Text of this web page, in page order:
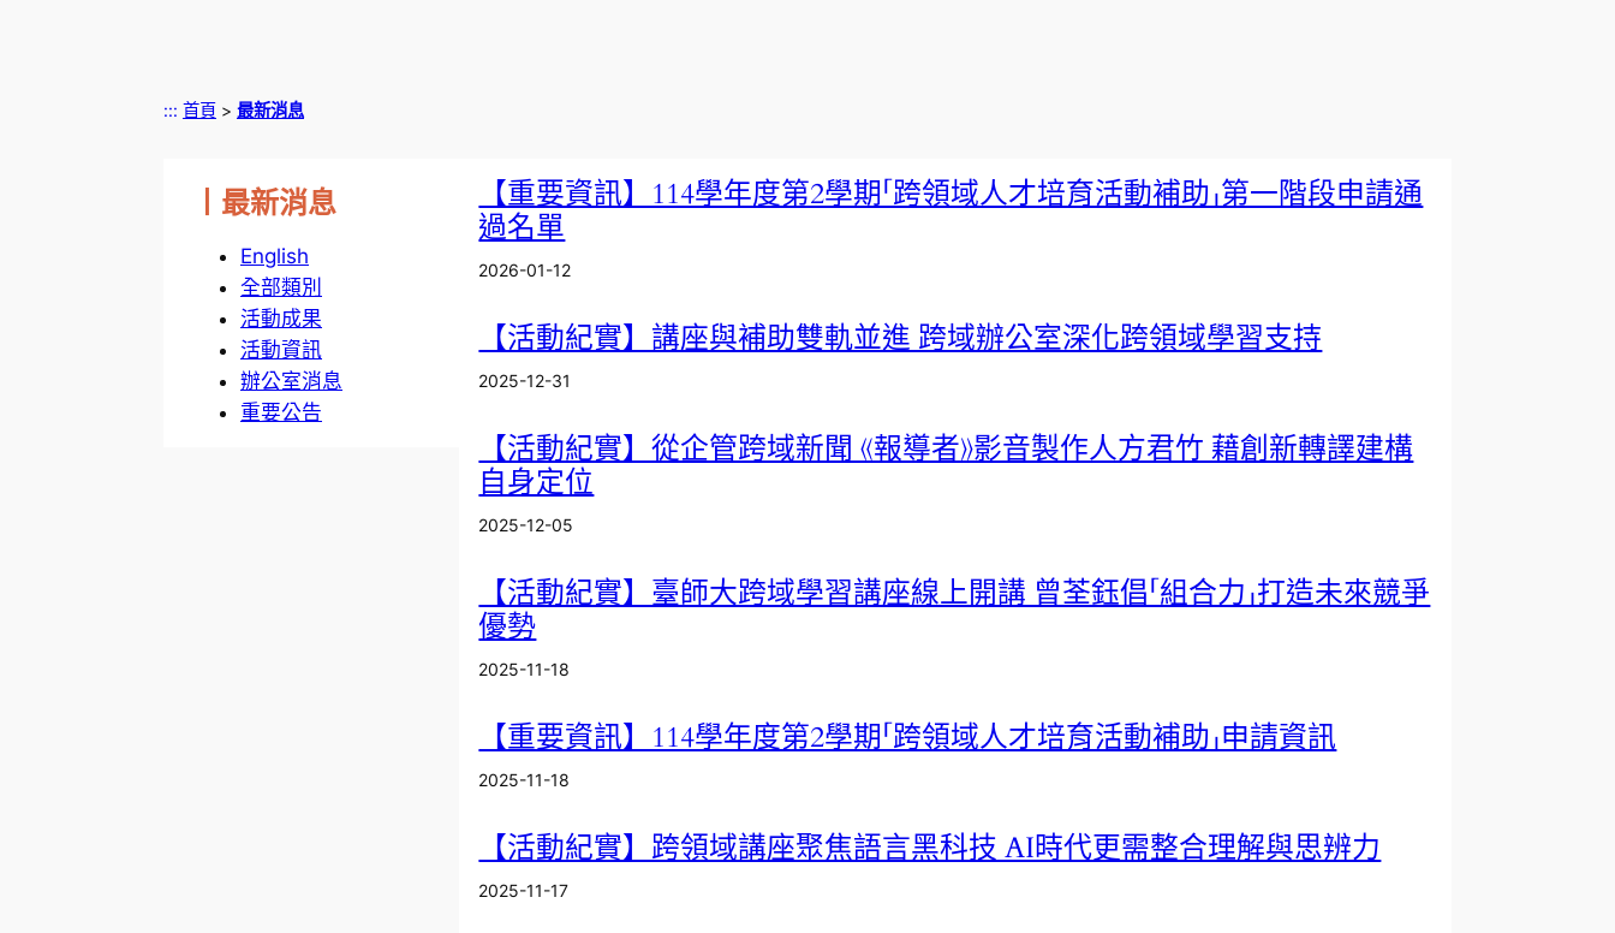
::: 首頁 > 最新消息
丨最新消息
English
全部類別
活動成果
活動資訊
辦公室消息
重要公告
【重要資訊】114學年度第2學期「跨領域人才培育活動補助」第一階段申請通
過名單
2026-01-12
【活動紀實】講座與補助雙軌並進 跨域辦公室深化跨領域學習支持
2025-12-31
【活動紀實】從企管跨域新聞 《報導者》影音製作人方君竹 藉創新轉譯建構
自身定位
2025-12-05
【活動紀實】臺師大跨域學習講座線上開講 曾荃鈺倡「組合力」打造未來競爭
優勢
2025-11-18
【重要資訊】114學年度第2學期「跨領域人才培育活動補助」申請資訊
2025-11-18
【活動紀實】跨領域講座聚焦語言黑科技 AI時代更需整合理解與思辨力
2025-11-17